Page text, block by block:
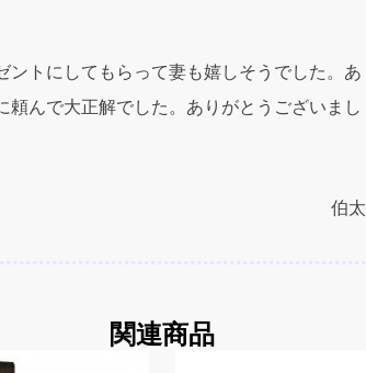
100ml
Spray
quantity
ントにしてもらって妻も嬉しそうでした。あ
頼んで大正解でした。ありがとうございまし
伯太
関連商品